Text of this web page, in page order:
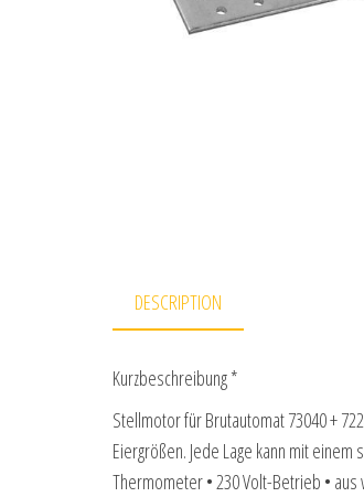
DESCRIPTION
Kurzbeschreibung *
Stellmotor für Brutautomat 73040 +
Eiergrößen. Jede Lage kann mit
Thermometer • 230 Volt-Betrieb •